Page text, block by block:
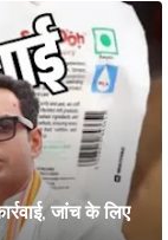
जांच के लिए